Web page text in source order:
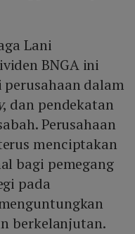
Lani
BNGA ini
dalam
, dan pendekatan
Perusahaan
menciptakan
bagi pemegang
pada
berkelanjutan.